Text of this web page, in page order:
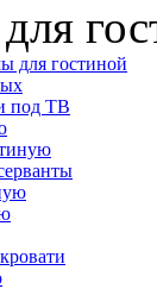
для гостиной
под ТВ